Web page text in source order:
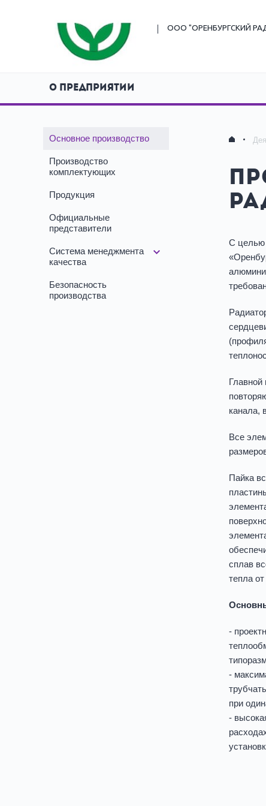
ООО "ОРЕНБУРГСКИЙ
О ПРЕДПРИЯТИИ
Основное производство
Производство
комплектующих
Продукция
Официальные
представители
Система менеджмента
качества
Безопасность
производства
С целью
Главной
канала,
Все
Пайка
сплав
тепла
-
-
при
-